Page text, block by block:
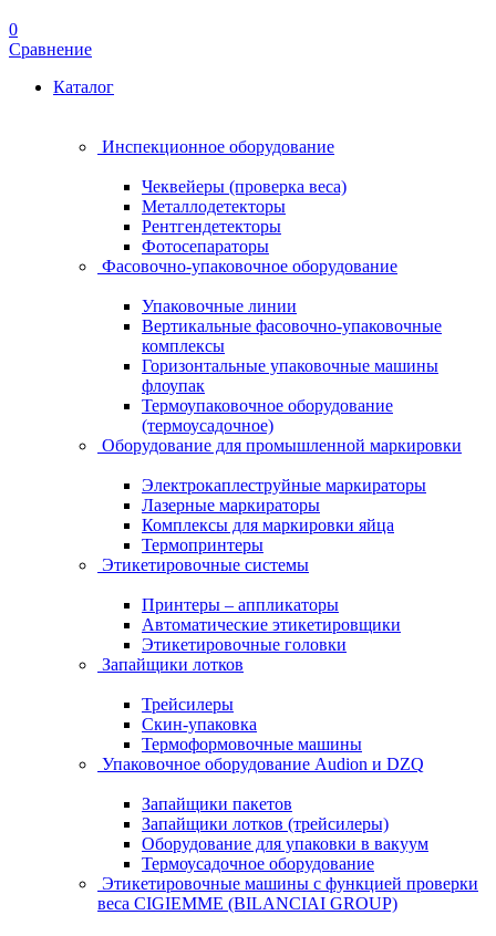
0
Сравнение
Каталог
Инспекционное оборудование
Чеквейеры (проверка веса)
Металлодетекторы
Рентгендетекторы
Фотосепараторы
Фасовочно-упаковочное оборудование
Упаковочные линии
Вертикальные фасовочно-упаковочные
комплексы
Горизонтальные упаковочные машины
флоупак
Термоупаковочное оборудование
(термоусадочное)
Оборудование для промышленной маркировки
Электрокаплеструйные маркираторы
Лазерные маркираторы
Комплексы для маркировки яйца
Термопринтеры
Этикетировочные системы
Принтеры – аппликаторы
Автоматические этикетировщики
Этикетировочные головки
Запайщики лотков
Трейсилеры
Скин-упаковка
Термоформовочные машины
Упаковочное оборудование Audion и DZQ
Запайщики пакетов
Запайщики лотков (трейсилеры)
Оборудование для упаковки в вакуум
Термоусадочное оборудование
Этикетировочные машины с функцией проверки
веса CIGIEMME (BILANCIAI GROUP)